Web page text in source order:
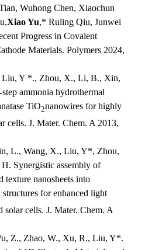
Wuhong Chen, Xiaochun
Xiao Yu,* Ruling Qiu, Junwei
Progress in Covalent
Materials. Polymers 2024,
Liu, Y *., Zhou, X., Li, B., Xin,
ammonia hydrothermal
TiO2nanowires for highly
cells. J. Mater. Chem. A 2013,
L., Wang, X., Liu, Y*, Zhou,
Synergistic assembly of
texture nanosheets into
structures for enhanced light
solar cells. J. Mater. Chem. A
Z., Zhao, W., Xu, R., Liu, Y*.